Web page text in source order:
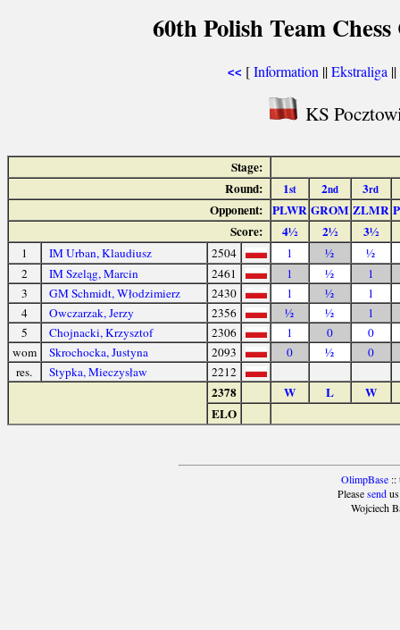
60th Polish Team
<< [Information ||Ekstraliga ||
KS
Stage:
Round:
1st 2nd 3rd
Opponent: PLWR GROM ZLMR
Score:
4½ 2½ 3½
1 IM Urban, Klaudiusz 2504 1 ½
½
2
IM Szeląg, Marcin 2461 1 ½
1
3
GM Schmidt, Włodzimierz 2430 1 ½
1
4
Owczarzak, Jerzy 2356 ½ ½
1
5
Chojnacki, Krzysztof 2306 1 0
0
wom
Skrochocka, Justyna 2093 0 ½
0
res.
Stypka, Mieczysław 2212
2378 W L
W
ELO
OlimpBase ::
Pleasesend
Wojciech